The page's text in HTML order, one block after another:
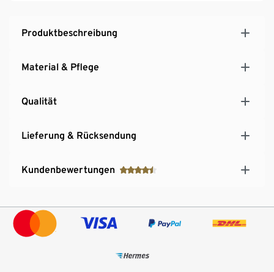
Produktbeschreibung
Material & Pflege
Qualität
Lieferung & Rücksendung
Kundenbewertungen